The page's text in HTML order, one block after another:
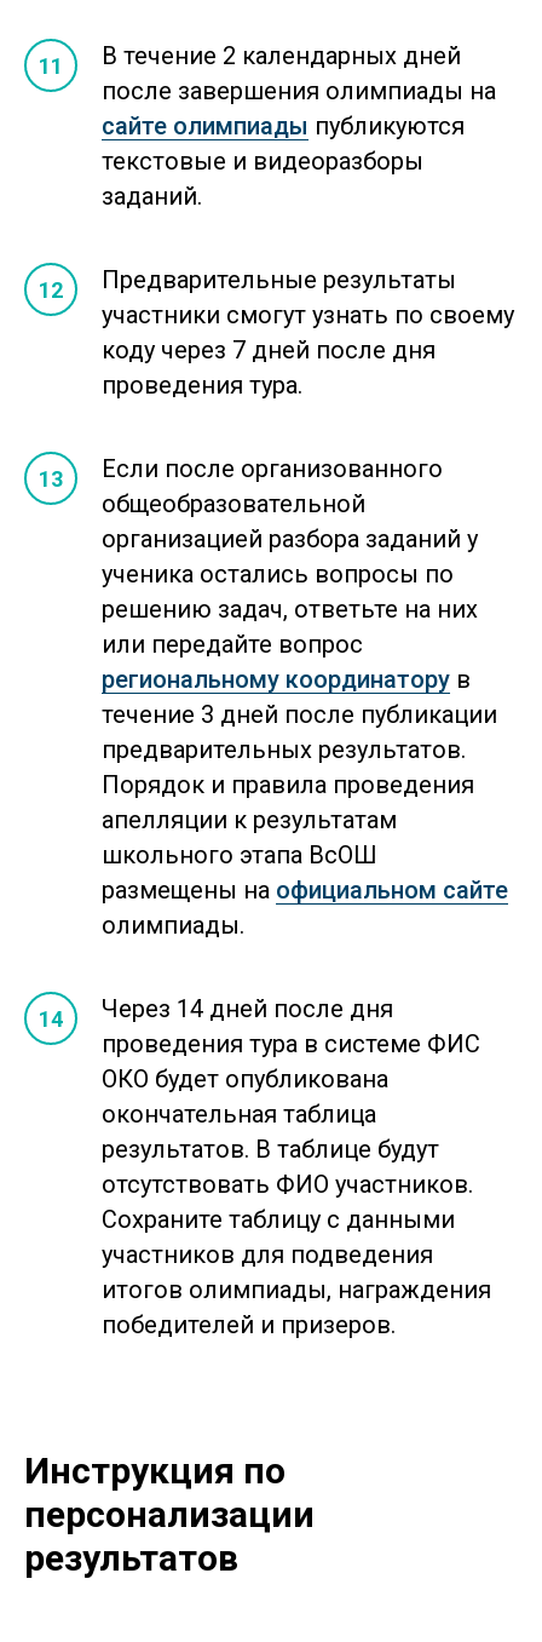
В течение 2 календарных дней
после завершения олимпиады на
сайте олимпиады публикуются
текстовые и видеоразборы
заданий.
Предварительные результаты
участники смогут узнать по своему
коду через 7 дней после дня
проведения тура.
Если после организованного
общеобразовательной
организацией разбора заданий у
ученика остались вопросы по
решению задач, ответьте на них
или передайте вопрос
региональному координатору в
течение 3 дней после публикации
предварительных результатов.
Порядок и правила проведения
апелляции к результатам
школьного этапа ВсОШ
размещены на официальном сайте
олимпиады.
Через 14 дней после дня
проведения тура в системе ФИС
ОКО будет опубликована
окончательная таблица
результатов. В таблице будут
отсутствовать ФИО участников.
Сохраните таблицу с данными
участников для подведения
итогов олимпиады, награждения
победителей и призеров.
Инструкция по
персонализации
результатов